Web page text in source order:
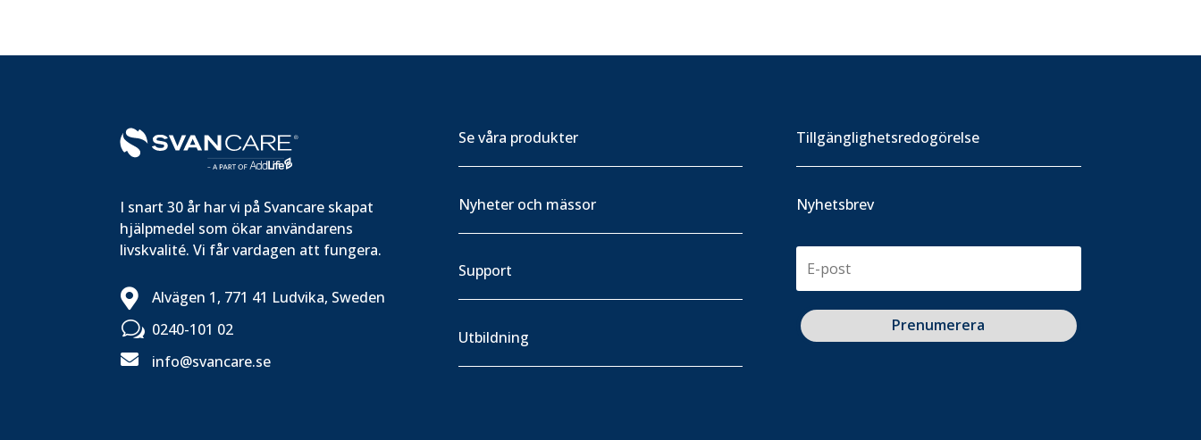
I snart 30 år har vi på Svancare skapat
hjälpmedel som ökar användarens
livskvalité. Vi får vardagen att fungera.
 Alvägen 1, 771 41 Ludvika, Sweden
w 0240-101 02
 info@svancare.se
Se våra produkter
Nyheter och mässor
Support
Utbildning
Tillgänglighetsredogörelse
Nyhetsbrev
Prenumerera